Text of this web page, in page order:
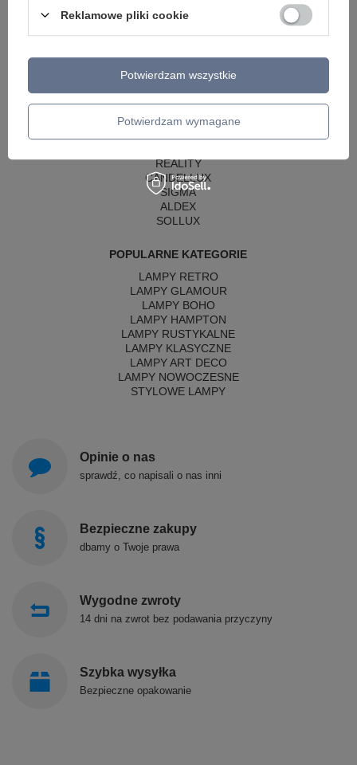
GIRLANDY OGRODOWE
KINKIETY OGRODOWE
PRODUCENCI
AZZARDO
ITALUX
REALITY
CANDELLUX
SIGMA
ALDEX
SOLLUX
POPULARNE KATEGORIE
LAMPY RETRO
LAMPY GLAMOUR
LAMPY BOHO
LAMPY HAMPTON
LAMPY RUSTYKALNE
LAMPY KLASYCZNE
LAMPY ART DECO
LAMPY NOWOCZESNE
STYLOWE LAMPY
Opinie o nas
sprawdź, co napisali o nas inni
Bezpieczne zakupy
dbamy o Twoje prawa
Wygodne zwroty
14 dni na zwrot bez podawania przyczyny
Szybka wysyłka
Bezpieczne opakowanie
Reklamowe pliki cookie
Potwierdzam wymagane
Potwierdzam wszystkie